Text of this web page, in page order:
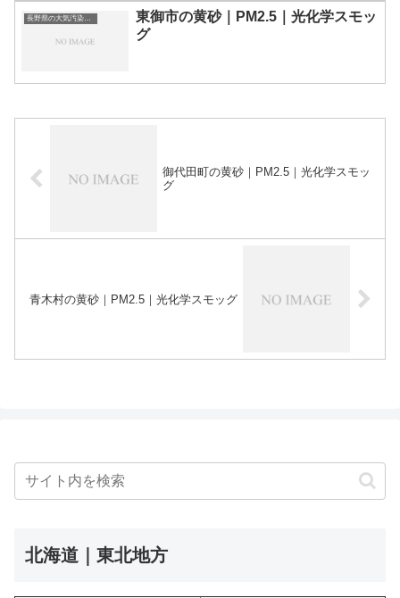
長野県の大気汚染・PM2.5・黄砂・エアロゾルの数値
東御市の黄砂｜PM2.5｜光化学スモッ
グ
御代田町の黄砂｜PM2.5｜光化学スモッ
グ
青木村の黄砂｜PM2.5｜光化学スモッグ
北海道｜東北地方